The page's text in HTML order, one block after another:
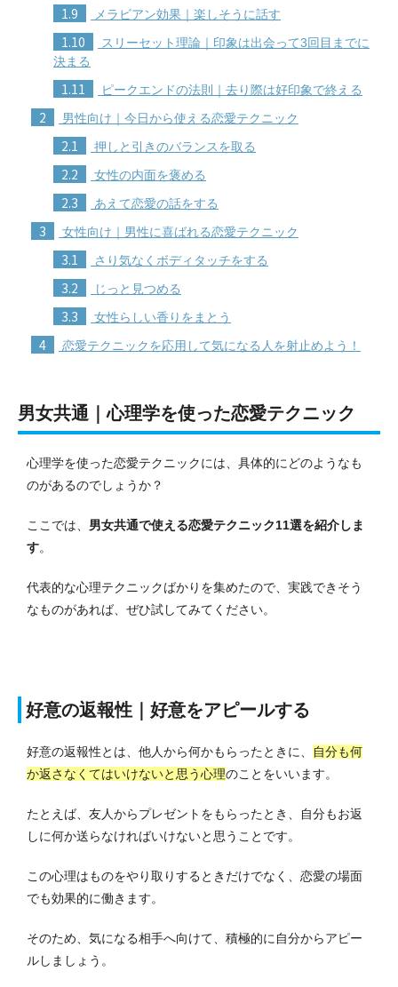
1.9 メラビアン効果｜楽しそうに話す
1.10
スリーセット理論｜印象は出会って3回目までに
決まる
1.11 ピークエンドの法則｜去り際は好印象で終える
2 男性向け｜今日から使える恋愛テクニック
2.1 押しと引きのバランスを取る
2.2 女性の内面を褒める
2.3 あえて恋愛の話をする
3 女性向け｜男性に喜ばれる恋愛テクニック
3.1 さり気なくボディタッチをする
3.2 じっと見つめる
3.3 女性らしい香りをまとう
4 恋愛テクニックを応用して気になる人を射止めよう！
男女共通｜心理学を使った恋愛テクニック
心理学を使った恋愛テクニックには、具体的にどのようなも
のがあるのでしょうか？
ここでは、 男女共通で使える恋愛テクニック11選を紹介しま
す。
代表的な心理テクニックばかりを集めたので、実践できそう
なものがあれば、ぜひ試してみてください。
好意の返報性｜好意をアピールする
好意の返報性とは、他人から何かもらったときに、
自分も何
か返さなくてはいけないと思う心理のことをいいます。
たとえば、友人からプレゼントをもらったとき、自分もお返
しに何か送らなければいけないと思うことです。
この心理はものをやり取りするときだけでなく、恋愛の場面
でも効果的に働きます。
そのため、気になる相手へ向けて、積極的に自分からアピー
ルしましょう。